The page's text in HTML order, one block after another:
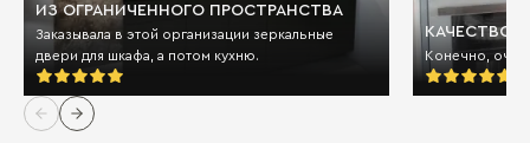
ИЗ ОГРАНИЧЕННОГО ПРОСТРАНСТВА
Заказывала в этой организации зеркальные
двери для шкафа, а потом кухню.
КАЧЕСТВО
Конечно,